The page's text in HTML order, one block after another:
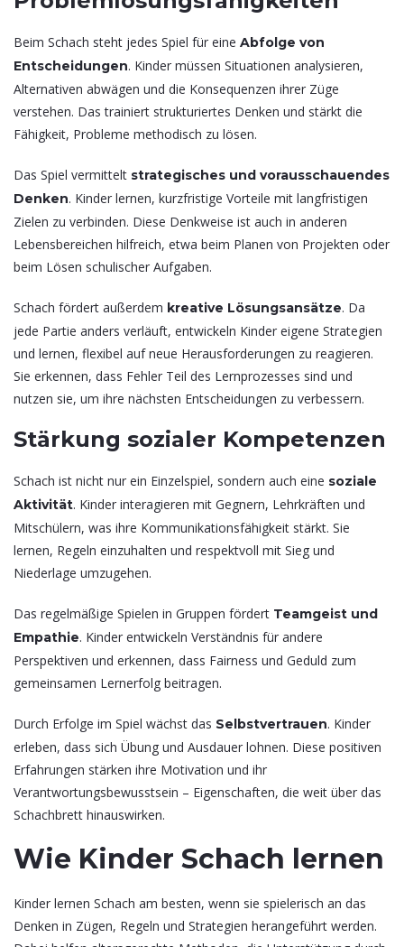
Beim Schach steht jedes Spiel für eine Abfolge von
Entscheidungen. Kinder müssen Situationen analysieren,
Alternativen abwägen und die Konsequenzen ihrer Züge
verstehen. Das trainiert strukturiertes Denken und stärkt die
Fähigkeit, Probleme methodisch zu lösen.
Das Spiel vermittelt strategisches und vorausschauendes
Denken. Kinder lernen, kurzfristige Vorteile mit langfristigen
Zielen zu verbinden. Diese Denkweise ist auch in anderen
Lebensbereichen hilfreich, etwa beim Planen von Projekten oder
beim Lösen schulischer Aufgaben.
Schach fördert außerdem kreative Lösungsansätze. Da
jede Partie anders verläuft, entwickeln Kinder eigene Strategien
und lernen, flexibel auf neue Herausforderungen zu reagieren.
Sie erkennen, dass Fehler Teil des Lernprozesses sind und
nutzen sie, um ihre nächsten Entscheidungen zu verbessern.
Stärkung sozialer Kompetenzen
Schach ist nicht nur ein Einzelspiel, sondern auch eine soziale
Aktivität. Kinder interagieren mit Gegnern, Lehrkräften und
Mitschülern, was ihre Kommunikationsfähigkeit stärkt. Sie
lernen, Regeln einzuhalten und respektvoll mit Sieg und
Niederlage umzugehen.
Das regelmäßige Spielen in Gruppen fördert Teamgeist und
Empathie. Kinder entwickeln Verständnis für andere
Perspektiven und erkennen, dass Fairness und Geduld zum
gemeinsamen Lernerfolg beitragen.
Durch Erfolge im Spiel wächst das Selbstvertrauen. Kinder
erleben, dass sich Übung und Ausdauer lohnen. Diese positiven
Erfahrungen stärken ihre Motivation und ihr
Verantwortungsbewusstsein – Eigenschaften, die weit über das
Schachbrett hinauswirken.
Wie Kinder Schach lernen
Kinder lernen Schach am besten, wenn sie spielerisch an das
Denken in Zügen, Regeln und Strategien herangeführt werden.